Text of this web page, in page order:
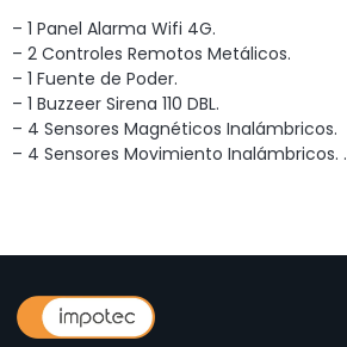
– 1 Panel Alarma Wifi 4G.
– 2 Controles Remotos Metálicos.
– 1 Fuente de Poder.
– 1 Buzzeer Sirena 110 DBL.
– 4 Sensores Magnéticos Inalámbricos.
– 4 Sensores Movimiento Inalámbricos. .